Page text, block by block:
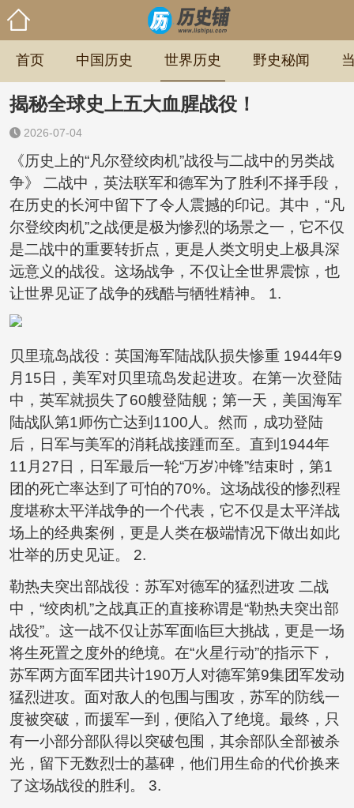
首页 中国历史 世界历史 野史秘闻
揭秘全球史上五大血腥战役！
2026-07-04
《历史上的“凡尔登绞肉机”战役与二战中的另类战
争》 二战中，英法联军和德军为了胜利不择手段，
在历史的长河中留下了令人震撼的印记。其中，“凡
尔登绞肉机”之战便是极为惨烈的场景之一，它不仅
是二战中的重要转折点，更是人类文明史上极具深
远意义的战役。这场战争，不仅让全世界震惊，也
让世界见证了战争的残酷与牺牲精神。 1.
贝里琉岛战役：英国海军陆战队损失惨重 1944年9
月15日，美军对贝里琉岛发起进攻。在第一次登陆
中，英军就损失了60艘登陆舰；第一天，美国海军
陆战队第1师伤亡达到1100人。然而，成功登陆
后，日军与美军的消耗战接踵而至。直到1944年
11月27日，日军最后一轮“万岁冲锋”结束时，第1
团的死亡率达到了可怕的70%。这场战役的惨烈程
度堪称太平洋战争的一个代表，它不仅是太平洋战
场上的经典案例，更是人类在极端情况下做出如此
壮举的历史见证。 2.
勒热夫突出部战役：苏军对德军的猛烈进攻 二战
中，“绞肉机”之战真正的直接称谓是“勒热夫突出部
战役”。这一战不仅让苏军面临巨大挑战，更是一场
将生死置之度外的绝境。在“火星行动”的指示下，
苏军两方面军团共计190万人对德军第9集团军发动
猛烈进攻。面对敌人的包围与围攻，苏军的防线一
度被突破，而援军一到，便陷入了绝境。最终，只
有一小部分部队得以突破包围，其余部队全部被杀
光，留下无数烈士的墓碑，他们用生命的代价换来
了这场战役的胜利。 3.